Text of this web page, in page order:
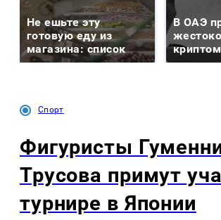
Не ешьте эту
готовую еду из
магазина: список
В ОАЭ
Спорт
Фигуристы
Трусова примут
турнире в Японии